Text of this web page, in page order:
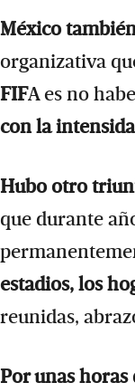
México
organizativa
FIFA es no
con la
Hubo otro
que durante
estadios, los
reunidas,
Por unas horas